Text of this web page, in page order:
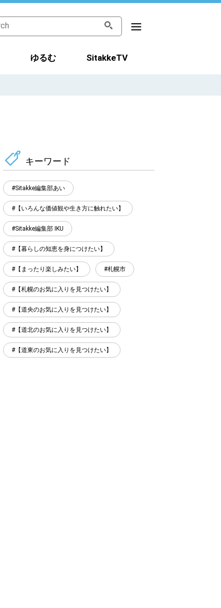
ゆるむ SitakkeTV
キーワード
Sitakke編集部あい
【いろんな価値観や生き方に触れたい】
Sitakke編集部 IKU
【暮らしの知恵を身につけたい】
【まったり楽しみたい】 札幌市
【札幌のお気に入りを見つけたい】
【道央のお気に入りを見つけたい】
【道北のお気に入りを見つけたい】
【道東のお気に入りを見つけたい】